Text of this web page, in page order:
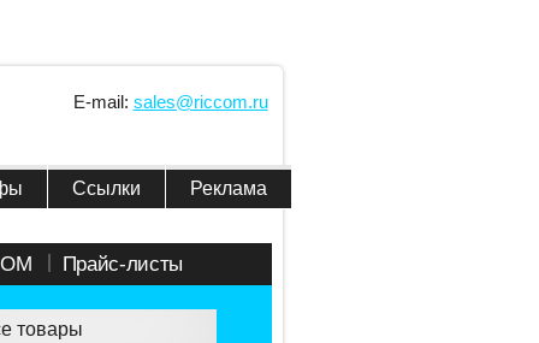
E-mail: sales@riccom.ru
Ссылки Реклама
Прайс-листы
товары